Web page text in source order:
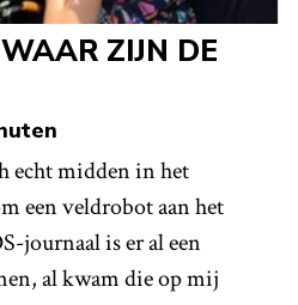
ZIJN DE
echt midden in het
een veldrobot aan het
journaal is er al een
al kwam die op mij